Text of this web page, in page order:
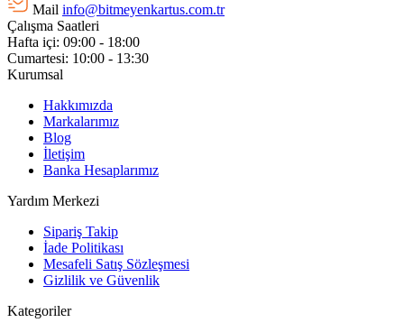
Mail info@bitmeyenkartus.com.tr
Çalışma Saatleri
Hafta içi: 09:00 - 18:00
Cumartesi: 10:00 - 13:30
Kurumsal
Hakkımızda
Markalarımız
Blog
İletişim
Banka Hesaplarımız
Yardım Merkezi
Sipariş Takip
İade Politikası
Mesafeli Satış Sözleşmesi
Gizlilik ve Güvenlik
Kategoriler